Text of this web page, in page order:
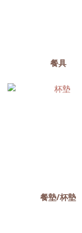
餐具
餐墊/杯墊